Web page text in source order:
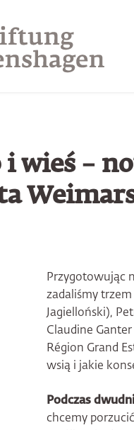
wieś –
Przygotowując
zadaliśmy
Jagielloński),
Claudine
Région Grand
wsią i jakie
Podczas
chcemy